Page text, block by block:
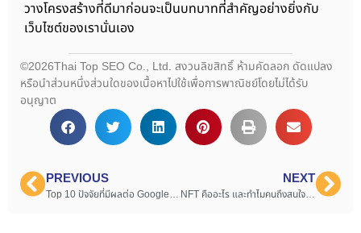
วางโครงสร้างที่ดีมาก่อนจะเป็นบทบาทที่สำคัญอย่างยิ่งกับ
เว็บไซต์ของเรานั่นเอง
©2026Thai Top SEO Co., Ltd. สงวนลิขสิทธิ์ ห้ามคัดลอก ดัดแปลง
หรือนำส่วนหนึ่งส่วนใดของเนื้อหาไปใช้เพื่อการพาณิชย์โดยไม่ได้รับ
อนุญาต
PREVIOUS
Top 10 ปัจจัยที่มีผลต่อ Google Ranking 2023
NEXT
NFT คืออะไร และทำไมคนถึงสนใจกัน